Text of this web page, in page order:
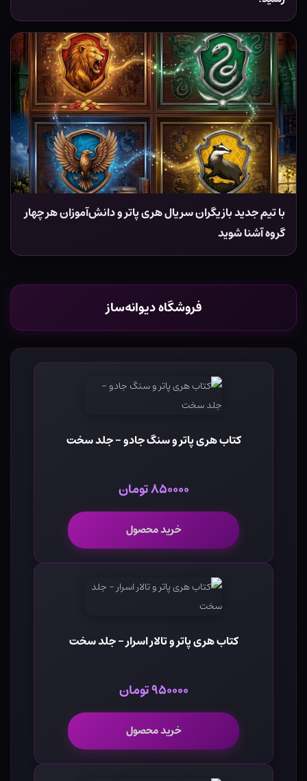
با تیم جدید بازیگران سریال هری پاتر و دانش‌آموزان هر چهار
گروه آشنا شوید
فروشگاه دیوانه‌ساز
کتاب هری پاتر و سنگ جادو - جلد سخت
۸۵۰۰۰۰ تومان
خرید محصول
کتاب هری پاتر و تالار اسرار - جلد سخت
۹۵۰۰۰۰ تومان
خرید محصول